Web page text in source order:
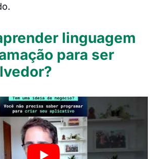
linguagem
para ser